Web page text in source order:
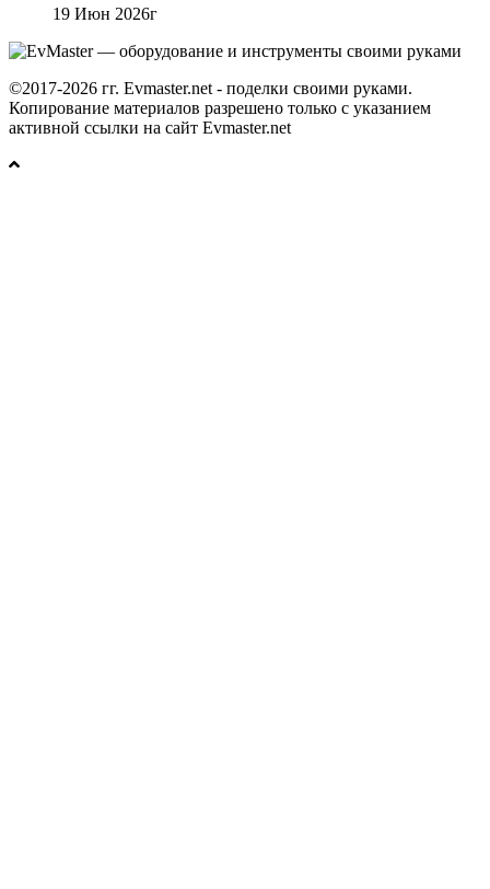
19 Июн 2026г
©2017-2026 гг. Evmaster.net - поделки своими руками.
Копирование материалов разрешено только с указанием
активной ссылки на сайт Evmaster.net